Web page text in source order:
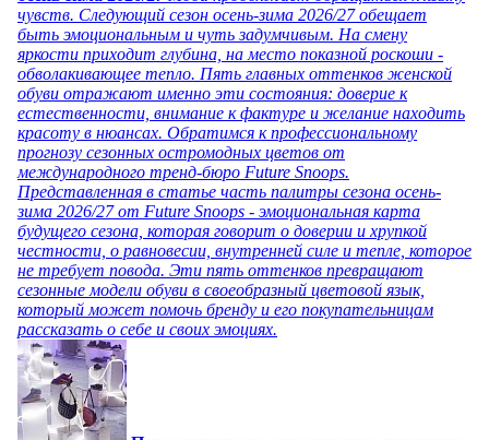
чувств. Следующий сезон осень-зима 2026/27 обещает
быть эмоциональным и чуть задумчивым. На смену
яркости приходит глубина, на место показной роскоши -
обволакивающее тепло. Пять главных оттенков женской
обуви отражают именно эти состояния: доверие к
естественности, внимание к фактуре и желание находить
красоту в нюансах. Обратимся к профессиональному
прогнозу сезонных остромодных цветов от
международного тренд-бюро Future Snoops.
Представленная в статье часть палитры сезона осень-
зима 2026/27 от Future Snoops - эмоциональная карта
будущего сезона, которая говорит о доверии и хрупкой
честности, о равновесии, внутренней силе и тепле, которое
не требует повода. Эти пять оттенков превращают
сезонные модели обуви в своеобразный цветовой язык,
который может помочь бренду и его покупательницам
рассказать о себе и своих эмоциях.